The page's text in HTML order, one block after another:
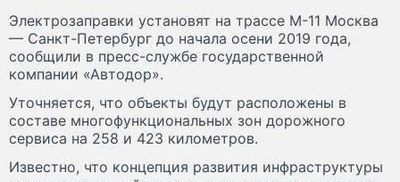
Электрозаправки установят на трассе М-11 Москва
— Санкт-Петербург до начала осени 2019 года,
сообщили в пресс-службе государственной
компании «Автодор».
Уточняется, что объекты будут расположены в
составе многофункциональных зон дорожного
сервиса на 258 и 423 километров.
Известно, что концепция развития инфраструктуры